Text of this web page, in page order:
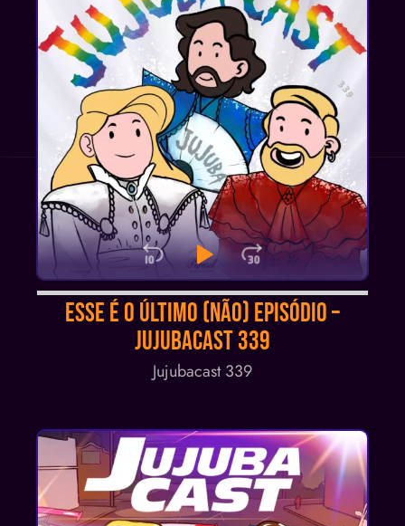
Audio
Player
Skip Backward
Play Pause
Jump
Esse é o Último (não) Episódio –
Jujubacast 339
Jujubacast 339